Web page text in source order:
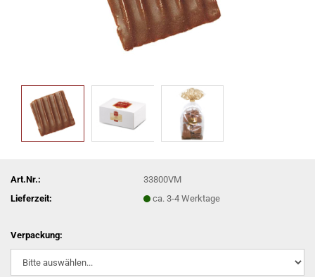
Art.Nr.:
33800VM
Lieferzeit:
ca. 3-4 Werktage
Verpackung: